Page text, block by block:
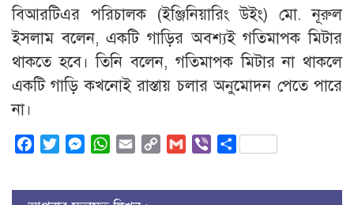
বিআরটিএর পরিচালক (ইঞ্জিনিয়ারিং উইং) মো. নূরুল
ইসলাম বলেন, একটি গাড়ির অবশ্যই গতিমাপক মিটার
থাকতে হবে। তিনি বলেন, গতিমাপক মিটার না থাকলে
একটি গাড়ি কখনোই রাস্তায় চলার অনুমোদন পেতে পারে
না।
FacebookTwitterMessenger
WhatsApp
Email
Copy
Gmail ViberShare